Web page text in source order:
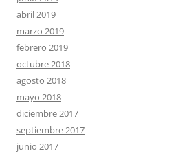
abril 2019
marzo 2019
febrero 2019
octubre 2018
agosto 2018
mayo 2018
diciembre 2017
septiembre 2017
junio 2017